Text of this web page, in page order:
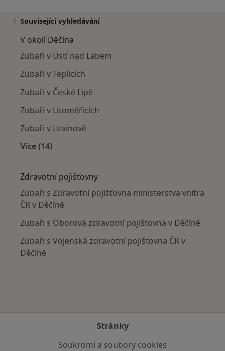
Související vyhledávání
V okolí Děčína
Zubaři v Ústí nad Labem
Zubaři v Teplicích
Zubaři v České Lípě
Zubaři v Litoměřicích
Zubaři v Litvínově
Více (14)
Zdravotní pojišťovny
Zubaři s Zdravotní pojišťovna ministerstva vnitra
ČR v Děčíně
Zubaři s Oborová zdravotní pojišťovna v Děčíně
Zubaři s Vojenská zdravotní pojišťovna ČR v
Děčíně
Stránky
Soukromí a soubory cookies